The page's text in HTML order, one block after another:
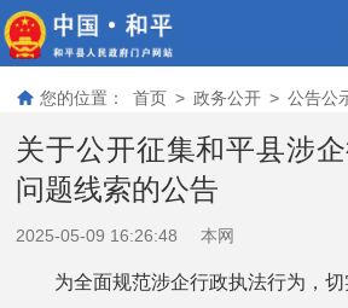
您的位置： 首页 > 政务公开 > 公告公
关于公开征集和平县涉
问题线索的公告
2025-05-09 16:26:48 本网
为全面规范涉企行政执法行为，切